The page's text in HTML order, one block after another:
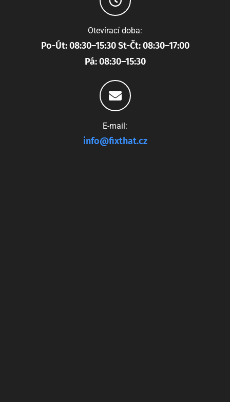
Otevírací doba:
Po-Út: 08:30–15:30 St-Čt: 08:30–17:00
Pá: 08:30–15:30
E-mail:
info@fixthat.cz